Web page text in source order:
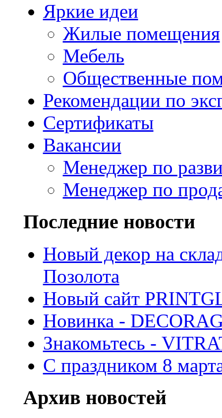
Яркие идеи
Жилые помещения
Мебель
Общественные
Рекомендации по
Сертификаты
Вакансии
Менеджер по
Менеджер по
Последние новости
Новый декор на
Позолота
Новый сайт
Новинка -
Знакомьтесь -
С праздником 8
Архив новостей